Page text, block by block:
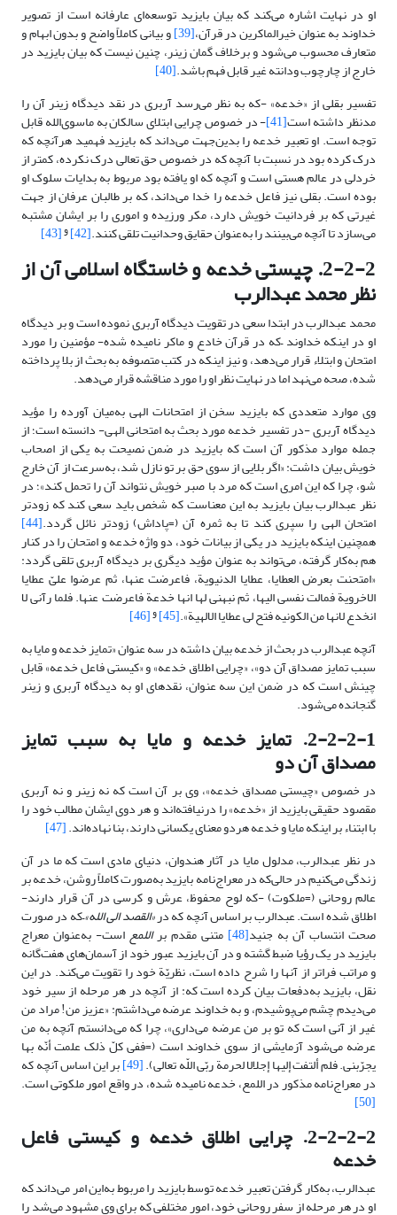
او در نهایت اشاره می‌کند که بیان بایزید توسعه‌ای عارفانه است از تصویر
خداوند به عنوان خیرالماکرین در قرآن،[39] و بیانی کاملاً واضح و بدون ابهام و
متعارف محسوب می‌شود و برخلاف گمان زینر، چنین نیست که بیان بایزید در
خارج از چارچوب ودانته غیر قابل فهم باشد.[40]
تفسیر بقلی از «خدعه» -که به نظر می‌رسد آربری در نقد دیدگاه زینر آن را
مدنظر داشته است[41] - در خصوص چرایی ابتلای سالکان به ماسوی‌الله قابل
توجه است. او تعبیر خدعه را بدین‌جهت می‌داند که بایزید فهمید هرآنچه که
درک کرده بود در نسبت با آنچه که در خصوص حق تعالی درک نکرده، کمتر از
خردلی در عالم هستی است و آنچه که او یافته بود مربوط به بدایات سلوک او
بوده است. بقلی نیز فاعل خدعه را خدا می‌داند، که بر طالبان عرفان از جهت
غیرتی که بر فردانیت خویش دارد، مکر ورزیده و اموری را بر ایشان مشتبه
می‌سازد تا آنچه می‌بینند را به‌عنوان حقایق وحدانیت تلقی کنند.[42] و[43]
2-2-2. چیستی خدعه و خاستگاه اسلامی آن از
نظر محمد عبدالرب
محمد عبدالرب در ابتدا سعی در تقویت دیدگاه آربری نموده است و بر دیدگاه
او در اینکه خداوند –که در قرآن خادع و ماکر نامیده شده- مؤمنین را مورد
امتحان و ابتلاء قرار می‌دهد، و نیز اینکه در کتب متصوفه به بحث از بلا پرداخته
شده، صحه می‌نهد اما در نهایت نظر او را مورد مناقشه قرار می‌دهد.
وی موارد متعددی که بایزید سخن از امتحانات الهی به‌میان آورده را مؤید
دیدگاه آربری -در تفسیر خدعه مورد بحث به امتحانی الهی- دانسته است؛ از
جمله موارد مذکور آن است که بایزید در ضمن نصیحت به یکی از اصحاب
خویش بیان داشت: «اگر بلایی از سوی حق بر تو نازل شد، به‌سرعت از آن خارج
شو، چرا که این امری است که مرد با صبر خویش نتواند آن را تحمل کند»؛ در
نظر عبدالرب بیان بایزید به این معناست که شخص باید سعی کند که زودتر
امتحان الهی را سپری کند تا به ثمره آن (=پاداش) زودتر نائل گردد.[44]
همچنین اینکه بایزید در یکی از بیانات خود، دو واژه خدعه و امتحان را در کنار
هم به‌کار گرفته، می‌تواند به عنوان مؤید دیگری بر دیدگاه آربری تلقی گردد:
«امتحنت بعرض العطایا، عطایا الدنیویة، فاعرضت عنها، ثم عرضوا علیّ عطایا
الاخرویة فمالت نفسی الیها، ثم نبهنی لها انها خدعة فاعرضت عنها. فلما رآنی لا
انخدع لانها من الکونیه فتح لی عطایا الالهیة».[45] و[46]
آنچه عبدالرب در بحث از خدعه بیان داشته در سه عنوان «تمایز خدعه و مایا به
سبب تمایز مصداق آن دو»، «چرایی اطلاق خدعه» و «کیستی فاعل خدعه» قابل
چینش است که در ضمن این سه عنوان، نقدهای او به دیدگاه آربری و زینر
گنجانده می‌شود.
2-2-2-1. تمایز خدعه و مایا به سبب تمایز
مصداق آن دو
در خصوص «چیستی مصداق خدعه»، وی بر آن است که نه زینر و نه آربری
مقصود حقیقی بایزید از «خدعه» را درنیافته‌اند و هر دوی ایشان مطالب خود را
با ابتناء بر اینکه مایا و خدعه هردو معنای یکسانی دارند، بنا نهاده‌اند.[47]
در نظر عبدالرب، مدلول مایا در آثار هندوان، دنیای مادی است که ما در آن
زندگی می‌کنیم در حالی‌که در معراج‌نامه بایزید به‌صورت کاملاً روشن، خدعه بر
عالم روحانی (=ملکوت) -که لوح محفوظ، عرش و کرسی در آن قرار دارند-
اطلاق شده است. عبدالرب بر اساس آنچه که در«القصد الی الله»–که در صورت
صحت انتساب آن به جنید[48] متنی مقدم براللمعاست- به‌عنوان معراج
بایزید در یک رؤیا ضبط گشته و در آن بایزید عبور خود از آسمان‌های هفت‌گانه
و مراتب فراتر از آنها را شرح داده است، نظریّة خود را تقویت می‌کند. در این
نقل، بایزید به‌دفعات بیان کرده است که: از آنچه در هر مرحله از سیر خود
می‌دیدم چشم می‌پوشیدم، و به خداوند عرضه می‌داشتم: «عزیز من! مراد من
غیر از آنی است که تو بر من عرضه می‌داری»، چرا که می‌دانستم آنچه به من
عرضه می‌شود آزمایشی از سوی خداوند است (=ففی کلّ ذلک علمت أنّه بها
یجرّبنی‏. فلم ألتفت إلیها إجلالا لحرمة ربّی اللّه تعالى).[49] بر این اساس آنچه که
در معراج‌نامه مذکور در اللمع، خدعه نامیده شده، در واقع امور ملکوتی است.
[50]
2-2-2-2. چرایی اطلاق خدعه و کیستی فاعل
خدعه
عبدالرب، به‌کار گرفتن تعبیر خدعه توسط بایزید را مربوط به‌این امر می‌داند که
او در هر مرحله از سفر روحانی خود، امور مختلفی که برای وی مشهود می‌شد را